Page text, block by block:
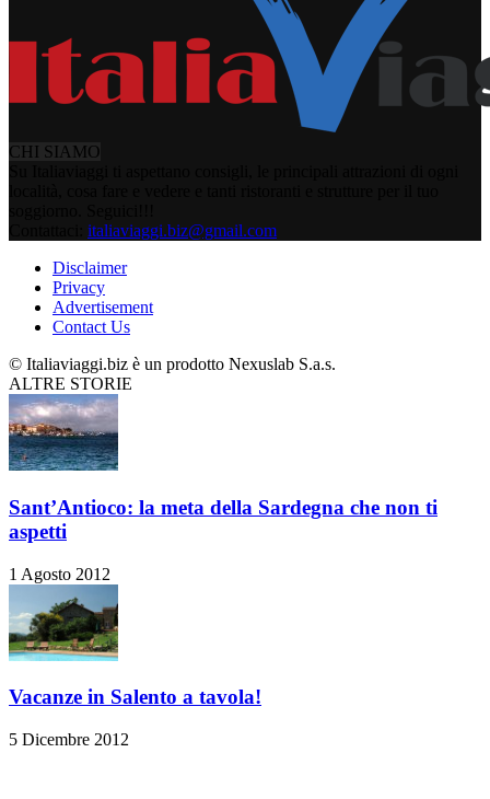
CHI SIAMO
italiaviaggi.biz@gmail.com
Disclaimer
Privacy
Advertisement
Contact Us
© Italiaviaggi.biz è un prodotto Nexuslab S.a.s.
ALTRE STORIE
Sant’Antioco: la meta della Sardegna che non ti
aspetti
1 Agosto 2012
Vacanze in Salento a tavola!
5 Dicembre 2012